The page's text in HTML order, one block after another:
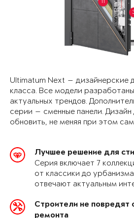
Ultimatum Next — дизайнерские
класса. Все модели
актуальных трендов.
серии — сменные панели. Дизайн
обновить, не меняя при этом
Лучшее решение для
Серия включает 7
от классики до
отвечают актуальным
Строители не повредят
ремонта